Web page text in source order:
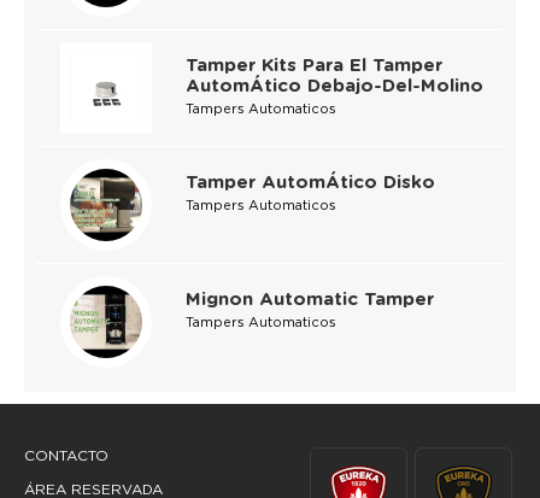
Tamper Kits Para El Tamper
AutomÁtico Debajo-Del-Molino
Tampers Automaticos
Tamper AutomÁtico Disko
Tampers Automaticos
Mignon Automatic Tamper
Tampers Automaticos
CONTACTO
ÁREA RESERVADA